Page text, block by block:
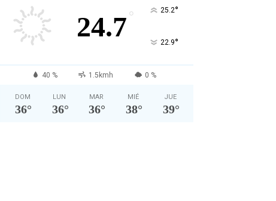
24.7 ° 25.2°
22.9°
40 % 1.5kmh 0 %
DOM
36°
LUN
36°
MAR
36°
MIÉ
38°
JUE
39°